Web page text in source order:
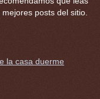
posts del sitio.
la casa duerme